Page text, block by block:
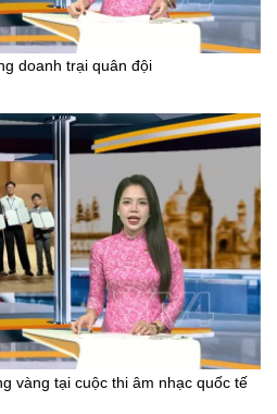
doanh trại quân đội
vàng tại cuộc thi âm nhạc quốc tế